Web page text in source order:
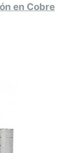
en Cobre